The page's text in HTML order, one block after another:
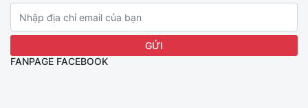
FANPAGE FACEBOOK